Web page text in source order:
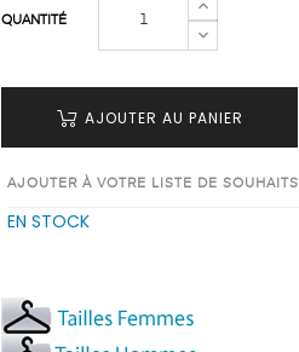
QUANTITÉ
AJOUTER AU PANIER
AJOUTER À VOTRE LISTE DE SOUHAITS
EN STOCK